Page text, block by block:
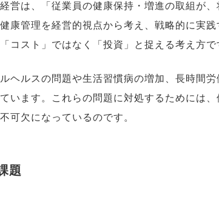
営は、「従業員の健康保持・増進の取組が
康管理を経営的視点から考え、戦略的に実
コスト」ではなく「投資」と捉える考え方で
ヘルスの問題や生活習慣病の増加、長時間
います。これらの問題に対処するためには
可欠になっているのです。
題